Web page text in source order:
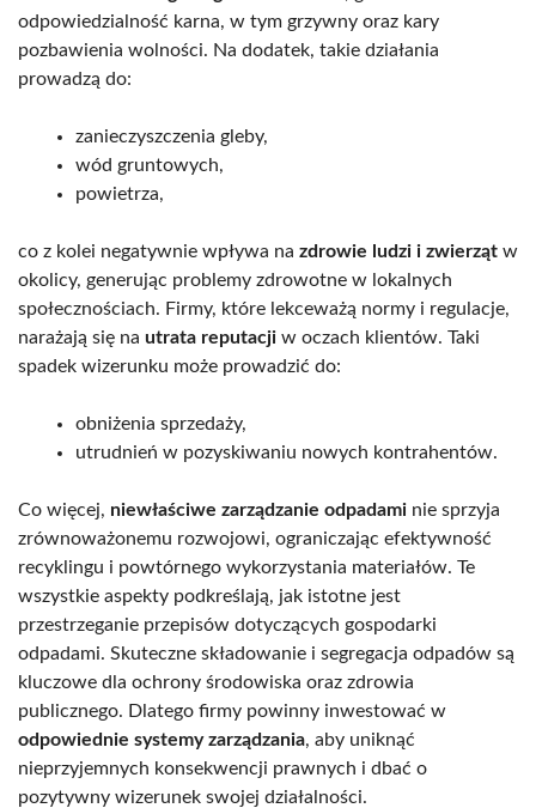
odpowiedzialność karna, w tym grzywny oraz kary
pozbawienia wolności. Na dodatek, takie działania
prowadzą do:
zanieczyszczenia gleby,
wód gruntowych,
powietrza,
co z kolei negatywnie wpływa na zdrowie ludzi i zwierząt w
okolicy, generując problemy zdrowotne w lokalnych
społecznościach. Firmy, które lekceważą normy i regulacje,
narażają się na utrata reputacji w oczach klientów. Taki
spadek wizerunku może prowadzić do:
obniżenia sprzedaży,
utrudnień w pozyskiwaniu nowych kontrahentów.
Co więcej, niewłaściwe zarządzanie odpadami nie sprzyja
zrównoważonemu rozwojowi, ograniczając efektywność
recyklingu i powtórnego wykorzystania materiałów. Te
wszystkie aspekty podkreślają, jak istotne jest
przestrzeganie przepisów dotyczących gospodarki
odpadami. Skuteczne składowanie i segregacja odpadów są
kluczowe dla ochrony środowiska oraz zdrowia
publicznego. Dlatego firmy powinny inwestować w
odpowiednie systemy zarządzania, aby uniknąć
nieprzyjemnych konsekwencji prawnych i dbać o
pozytywny wizerunek swojej działalności.